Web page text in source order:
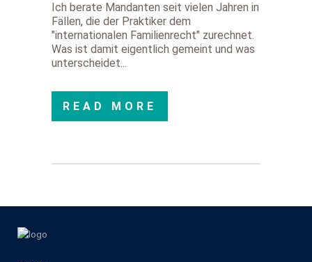
Ich berate Mandanten seit vielen Jahren in
Fällen, die der Praktiker dem
"internationalen Familienrecht" zurechnet.
Was ist damit eigentlich gemeint und was
unterscheidet...
READ MORE